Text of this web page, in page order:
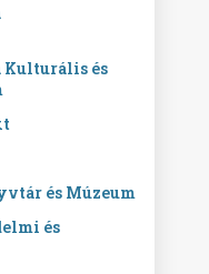
Kulturális és
és Múzeum
és